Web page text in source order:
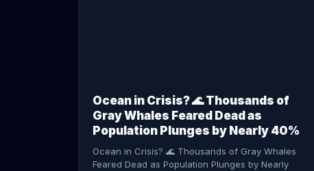
Ocean in Crisis? 🌊 Thousands of
Gray Whales Feared Dead as
Population Plunges by Nearly 40%
Ocean in Crisis? 🌊 Thousands of Gray Whales
Feared Dead as Population Plunges by Nearly